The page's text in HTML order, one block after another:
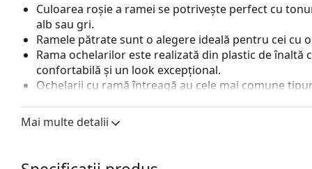
Culoarea roșie a ramei se potrivește perfect cu
alb sau gri.
Ramele pătrate sunt o alegere ideală pentru cei
Rama ochelarilor este realizată din plastic de
confortabilă și un look excepțional.
Ochelarii cu ramă întreagă au cele mai comune
avantajele lor putem menționa rezistența,
principal, protecția lor împotriva deteriorării. Acest
Mai multe detalii